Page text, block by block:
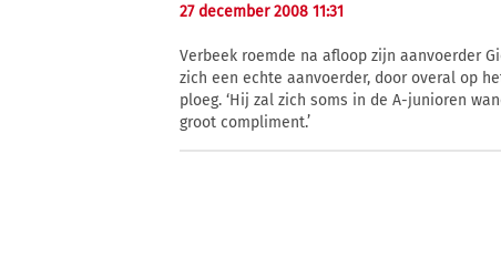
27 december 2008 11:31
Verbeek roemde na afloop zijn aanvoerder
zich een echte aanvoerder, door overal op
ploeg. ‘Hij zal zich soms in de A-junioren
groot compliment.’